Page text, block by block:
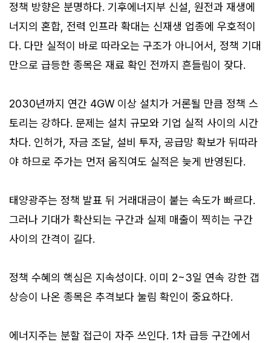
정책 방향은 분명하다. 기후에너지부 신설, 원전과 재생에
너지의 혼합, 전력 인프라 확대는 신재생 업종에 우호적이
다. 다만 실적이 바로 따라오는 구조가 아니어서, 정책 기대
만으로 급등한 종목은 재료 확인 전까지 흔들림이 잦다.
2030년까지 연간 4GW 이상 설치가 거론될 만큼 정책 스
토리는 강하다. 문제는 설치 규모와 기업 실적 사이의 시간
차다. 인허가, 자금 조달, 설비 투자, 공급망 확보가 뒤따라
야 하므로 주가는 먼저 움직여도 실적은 늦게 반영된다.
태양광주는 정책 발표 뒤 거래대금이 붙는 속도가 빠르다.
그러나 기대가 확산되는 구간과 실제 매출이 찍히는 구간
사이의 간격이 길다.
정책 수혜의 핵심은 지속성이다. 이미 2~3일 연속 강한 갭
상승이 나온 종목은 추격보다 눌림 확인이 중요하다.
에너지주는 분할 접근이 자주 쓰인다. 1차 급등 구간에서